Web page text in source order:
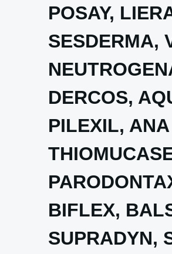
POSAY,
SESDERMA,
DERCOS,
PILEXIL,
BIFLEX,
SUPRADYN,